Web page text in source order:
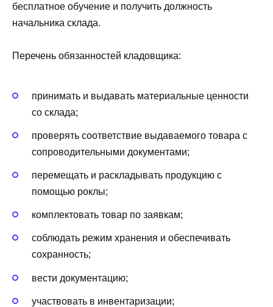
бесплатное обучение и получить должность
начальника склада.
Перечень обязанностей кладовщика:
принимать и выдавать материальные ценности
со склада;
проверять соответствие выдаваемого товара с
сопроводительными документами;
перемещать и раскладывать продукцию с
помощью роклы;
комплектовать товар по заявкам;
соблюдать режим хранения и обеспечивать
сохранность;
вести документацию;
участвовать в инвентаризации;